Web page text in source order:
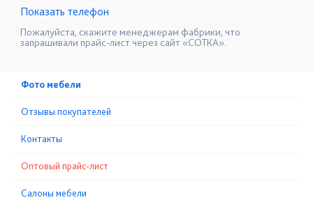
☎+7 (800) 500-77-44
Показать телефон
Пожалуйста, скажите менеджерам фабрики, что
запрашивали прайс-лист через сайт «СОТКА».
Фото мебели
Отзывы покупателей
Контакты
Оптовый прайс-лист
Cалоны мебели